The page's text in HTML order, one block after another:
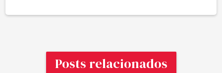
Posts relacionados